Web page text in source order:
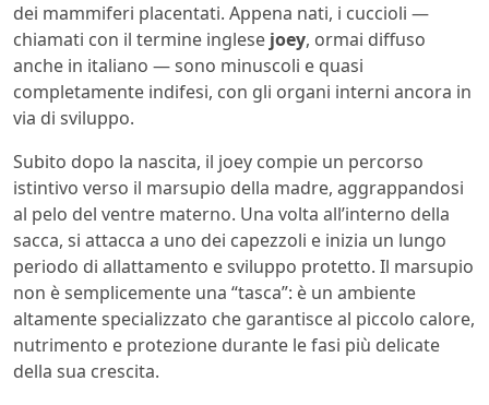
dei mammiferi placentati. Appena nati, i cuccioli —
chiamati con il termine inglese joey, ormai diffuso
anche in italiano — sono minuscoli e quasi
completamente indifesi, con gli organi interni ancora in
via di sviluppo.
Subito dopo la nascita, il joey compie un percorso
istintivo verso il marsupio della madre, aggrappandosi
al pelo del ventre materno. Una volta all’interno della
sacca, si attacca a uno dei capezzoli e inizia un lungo
periodo di allattamento e sviluppo protetto. Il marsupio
non è semplicemente una “tasca”: è un ambiente
altamente specializzato che garantisce al piccolo calore,
nutrimento e protezione durante le fasi più delicate
della sua crescita.